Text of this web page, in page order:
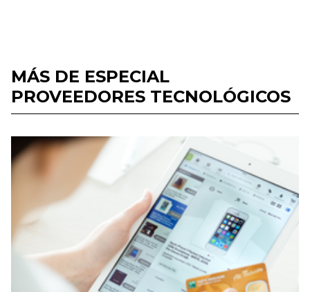
MÁS DE ESPECIAL
PROVEEDORES TECNOLÓGICOS